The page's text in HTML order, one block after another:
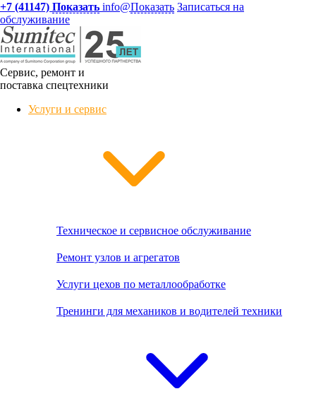
+7 (41147) Показать info@Показать Записаться на
обслуживание
Сервис, ремонт и
поставка спецтехники
Услуги и сервис
Техническое и сервисное обслуживание
Ремонт узлов и агрегатов
Услуги цехов по металлообработке
Тренинги для механиков и водителей техники